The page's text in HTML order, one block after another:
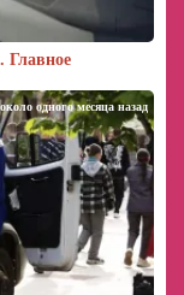
Главное
около одного месяца назад